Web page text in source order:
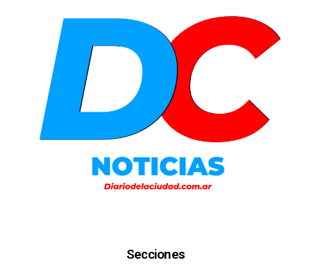
Secciones